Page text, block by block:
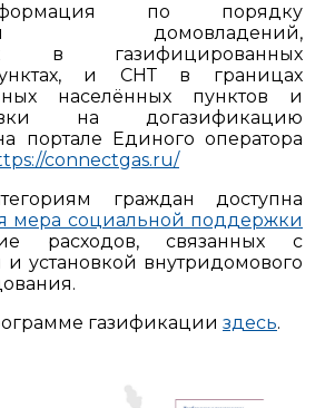
по порядку
домовладений,
в газифицированных
и СНТ в границах
населённых пунктов и
на догазификацию
портале Единого оператора
connectgas.ru/
граждан доступна
мера социальной поддержки
расходов, связанных с
установкой внутридомового
газификации здесь.